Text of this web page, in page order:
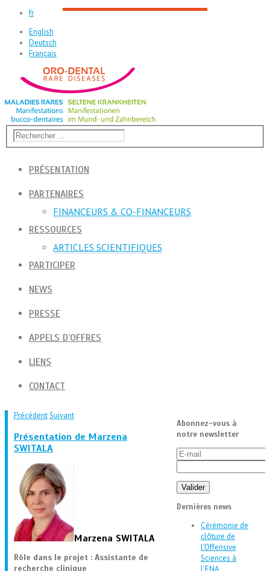
fr
English
Deutsch
Français
PRÉSENTATION
PARTENAIRES
FINANCEURS & CO-FINANCEURS
RESSOURCES
ARTICLES SCIENTIFIQUES
PARTICIPER
NEWS
PRESSE
APPELS D’OFFRES
LIENS
CONTACT
PrécédentSuivant
Présentation de Marzena
SWITALA
Marzena SWITALA
Rôle dans le projet : Assistante de
recherche clinique
Abonnez-vous à
notre newsletter
Dernières news
Cérémonie de
clôture de
l’Offensive
Sciences à
l’ENA